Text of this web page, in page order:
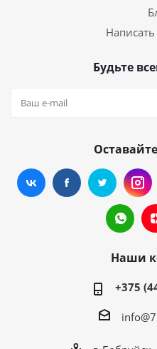
Будьте
Наши
+375